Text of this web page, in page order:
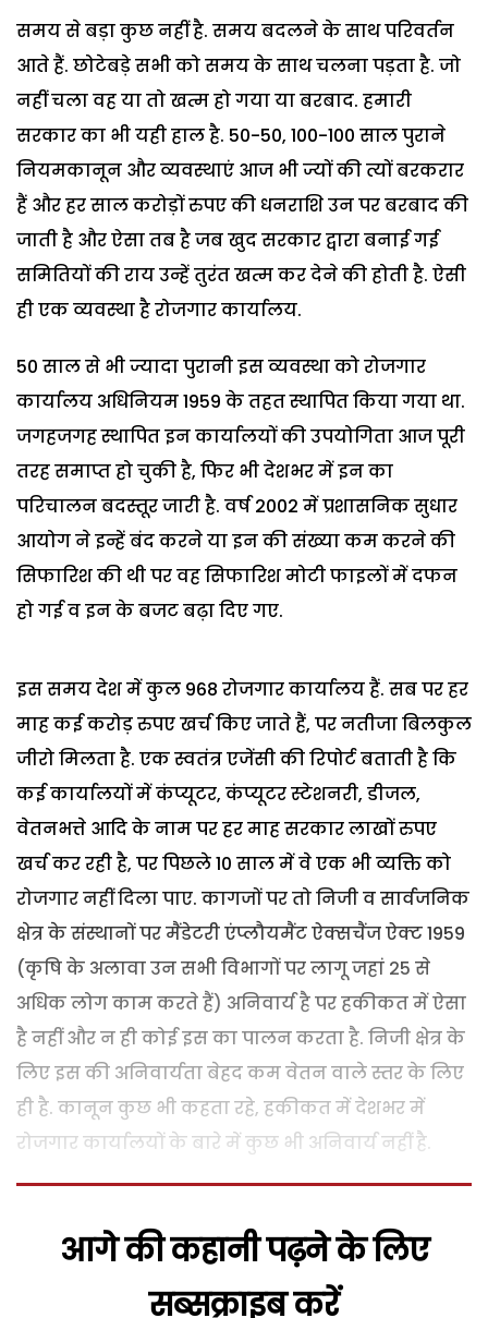
समय से बड़ा कुछ नहीं है. समय बदलने के साथ परिवर्तन
आते हैं. छोटेबड़े सभी को समय के साथ चलना पड़ता है. जो
नहीं चला वह या तो खत्म हो गया या बरबाद. हमारी
सरकार का भी यही हाल है. 50-50, 100-100 साल पुराने
नियमकानून और व्यवस्थाएं आज भी ज्यों की त्यों बरकरार
हैं और हर साल करोड़ों रुपए की धनराशि उन पर बरबाद की
जाती है और ऐसा तब है जब खुद सरकार द्वारा बनाई गई
समितियों की राय उन्हें तुरंत खत्म कर देने की होती है. ऐसी
ही एक व्यवस्था है रोजगार कार्यालय.
50 साल से भी ज्यादा पुरानी इस व्यवस्था को रोजगार
कार्यालय अधिनियम 1959 के तहत स्थापित किया गया था.
जगहजगह स्थापित इन कार्यालयों की उपयोगिता आज पूरी
तरह समाप्त हो चुकी है, फिर भी देशभर में इन का
परिचालन बदस्तूर जारी है. वर्ष 2002 में प्रशासनिक सुधार
आयोग ने इन्हें बंद करने या इन की संख्या कम करने की
सिफारिश की थी पर वह सिफारिश मोटी फाइलों में दफन
हो गई व इन के बजट बढ़ा दिए गए.
इस समय देश में कुल 968 रोजगार कार्यालय हैं. सब पर हर
माह कई करोड़ रुपए खर्च किए जाते हैं, पर नतीजा बिलकुल
जीरो मिलता है. एक स्वतंत्र एजेंसी की रिपोर्ट बताती है कि
कई कार्यालयों में कंप्यूटर, कंप्यूटर स्टेशनरी, डीजल,
वेतनभत्ते आदि के नाम पर हर माह सरकार लाखों रुपए
खर्च कर रही है, पर पिछले 10 साल में वे एक भी व्यक्ति को
रोजगार नहीं दिला पाए. कागजों पर तो निजी व सार्वजनिक
क्षेत्र के संस्थानों पर मैंडेटरी एंप्लौयमैंट ऐक्सचैंज ऐक्ट 1959
(कृषि के अलावा उन सभी विभागों पर लागू जहां 25 से
अधिक लोग काम करते हैं) अनिवार्य है पर हकीकत में ऐसा
है नहीं और न ही कोई इस का पालन करता है. निजी क्षेत्र के
लिए इस की अनिवार्यता बेहद कम वेतन वाले स्तर के लिए
ही है. कानून कुछ भी कहता रहे, हकीकत में देशभर में
रोजगार कार्यालयों के बारे में कुछ भी अनिवार्य नहीं है.
आगे की कहानी पढ़ने के लिए
सब्सक्राइब करें